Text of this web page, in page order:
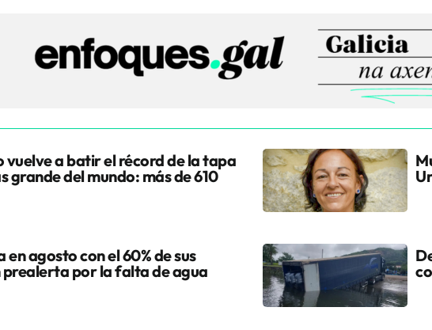
vuelve a batir el récord de la tapa
grande del mundo: más de 610
agosto con el 60% de sus
prealerta por la falta de agua